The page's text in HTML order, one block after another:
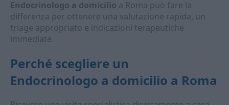
Endocrinologo a domicilio a Roma può fare la
differenza per ottenere una valutazione rapida, un
triage appropriato e indicazioni terapeutiche
immediate.
Perché scegliere un
Endocrinologo a domicilio a Roma